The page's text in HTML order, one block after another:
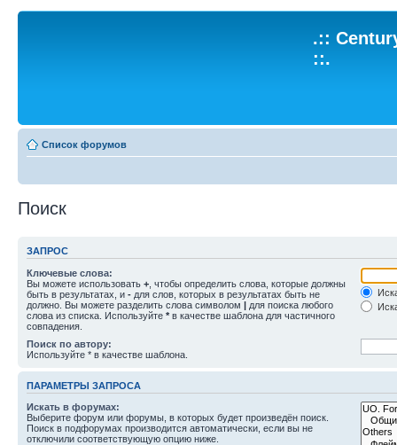
.::
::.
Список форумов
Поиск
ЗАПРОС
Ключевые слова:
Вы можете использовать + , чтобы определить слова, которые должны
быть в результатах, и - для слов, которых в результатах быть не
должно. Вы можете разделить слова символом | для поиска любого
слова из списка. Используйте * в качестве шаблона для частичного
совпадения.
Поиск по автору:
Используйте * в качестве шаблона.
ПАРАМЕТРЫ ЗАПРОСА
Искать в форумах:
Выберите форум или форумы, в которых будет произведён поиск.
Поиск в подфорумах производится автоматически, если вы не
отключили соответствующую опцию ниже.